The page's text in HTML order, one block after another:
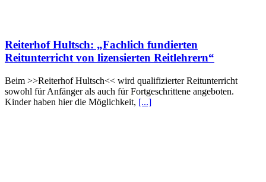
Reiterhof Hultsch: „Fachlich fundierten
Reitunterricht von lizensierten Reitlehrern“
Beim >>Reiterhof Hultsch<< wird qualifizierter Reitunterricht
sowohl für Anfänger als auch für Fortgeschrittene angeboten.
Kinder haben hier die Möglichkeit, [...]